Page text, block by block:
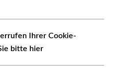
Ihrer Cookie-
bitte hier